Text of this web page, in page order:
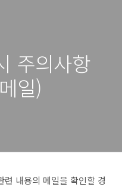
주의사항
일)
내용의 메일을 확인할 경